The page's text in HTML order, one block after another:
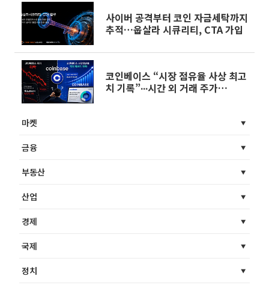
사이버 공격부터 코인 자금세탁까지
추적…웁살라 시큐리티, CTA 가입
코인베이스 “시장 점유율 사상 최고
치 기록”∙∙∙시간 외 거래 주가
마켓
금융
부동산
산업
경제
국제
정치